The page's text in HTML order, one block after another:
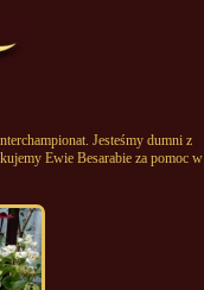
Jesteśmy dumni z
Ewie Besarabie za pomoc w